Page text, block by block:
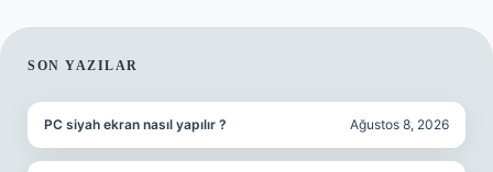
SIDEBAR
SON YAZILAR
PC siyah ekran nasıl yapılır ? Ağustos 8, 2026